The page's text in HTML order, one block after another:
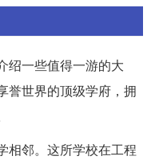
绍一些值得一游的大
誉世界的顶级学府，拥
相邻。这所学校在工程